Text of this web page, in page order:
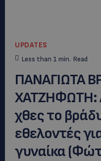
UPDATES
Less than 1 min. Read
ΠΑΝΑΓΙΩΤΑ
ΧΑΤΖΗΦΩΤΗ:
χθες το
εθελοντές
γυναίκα